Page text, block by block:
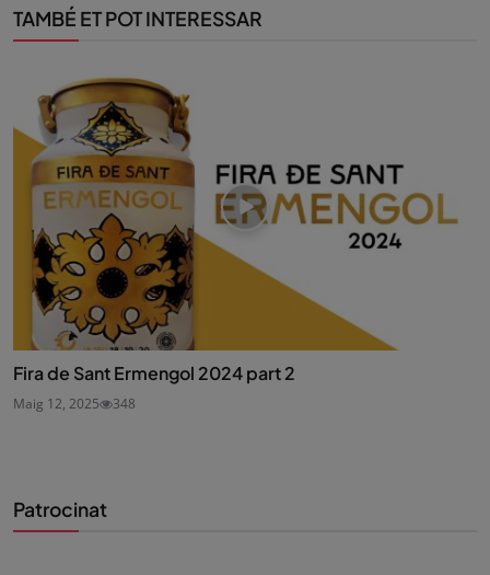
TAMBÉ ET POT INTERESSAR
Fira de Sant Ermengol 2024 part 2
Maig 12, 2025 348
Patrocinat